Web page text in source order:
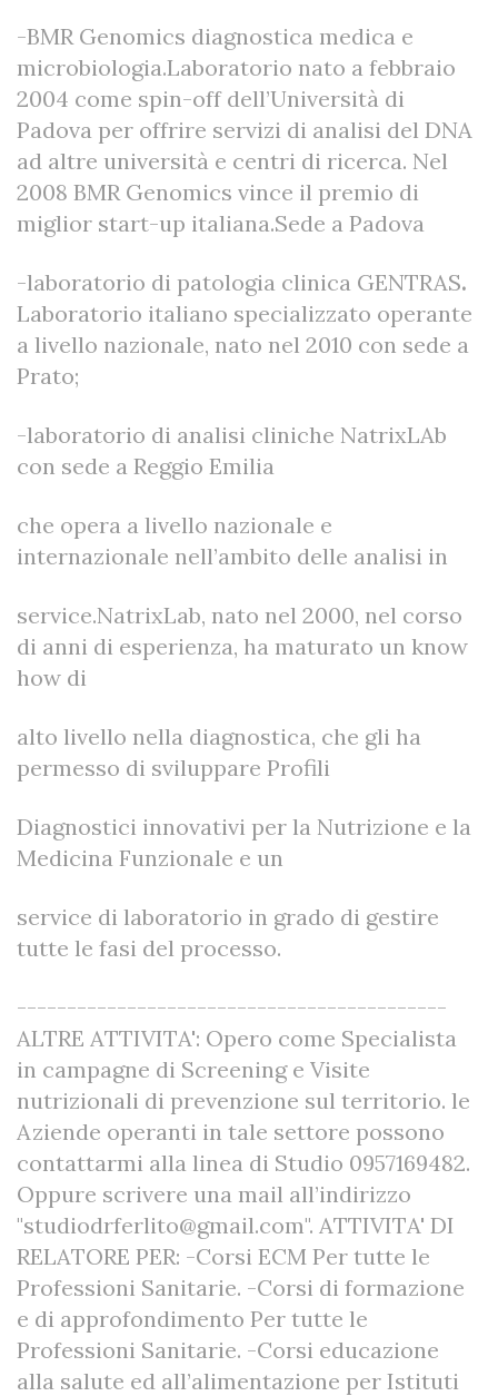
-BMR Genomics diagnostica medica e
microbiologia.Laboratorio nato a febbraio
2004 come spin-off dell’Università di
Padova per offrire servizi di analisi del DNA
ad altre università e centri di ricerca. Nel
2008 BMR Genomics vince il premio di
miglior start-up italiana.Sede a Padova
-laboratorio di patologia clinica GENTRAS.
Laboratorio italiano specializzato operante
a livello nazionale, nato nel 2010 con sede a
Prato;
-laboratorio di analisi cliniche NatrixLAb
con sede a Reggio Emilia
che opera a livello nazionale e
internazionale nell’ambito delle analisi in
service.NatrixLab, nato nel 2000, nel corso
di anni di esperienza, ha maturato un know
how di
alto livello nella diagnostica, che gli ha
permesso di sviluppare Profili
Diagnostici innovativi per la Nutrizione e la
Medicina Funzionale e un
service di laboratorio in grado di gestire
tutte le fasi del processo.
-------------------------------------------
ALTRE ATTIVITA': Opero come Specialista
in campagne di Screening e Visite
nutrizionali di prevenzione sul territorio. le
Aziende operanti in tale settore possono
contattarmi alla linea di Studio 0957169482.
Oppure scrivere una mail all’indirizzo
"studiodrferlito@gmail.com". ATTIVITA' DI
RELATORE PER: -Corsi ECM Per tutte le
Professioni Sanitarie. -Corsi di formazione
e di approfondimento Per tutte le
Professioni Sanitarie. -Corsi educazione
alla salute ed all’alimentazione per Istituti